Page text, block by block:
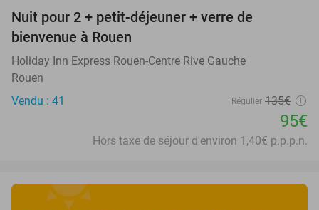
Nuit pour 2 + petit-déjeuner + verre de
bienvenue à Rouen
Holiday Inn Express Rouen-Centre Rive Gauche
Rouen
Vendu : 41
Régulier 135€
95€
Hors taxe de séjour d'environ 1,40€ p.p.p.n.